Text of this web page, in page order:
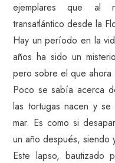
ejemplares que al
transatlántico desde la
Hay un período en la
años ha sido un
pero sobre el que ahora
Poco se sabía acerca
las tortugas nacen y
mar. Es como si
un año después, siendo
Este lapso, bautizado